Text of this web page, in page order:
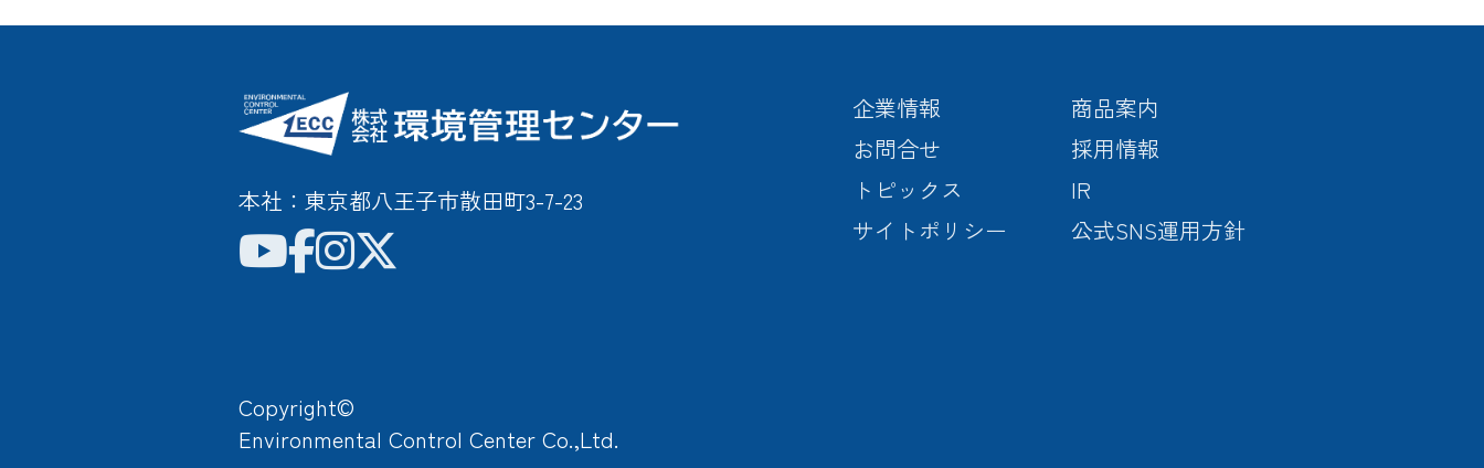
本社：東京都八王子市散田町3-7-23
Copyright©
Environmental Control Center Co.,Ltd.
企業情報
商品案内
お問合せ
採用情報
トピックス
IR
サイトポリシー
公式SNS運用方針